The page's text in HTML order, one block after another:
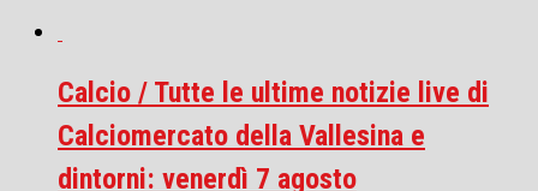
Calcio / Tutte le ultime notizie live di
Calciomercato della Vallesina e
dintorni: venerdì 7 agosto